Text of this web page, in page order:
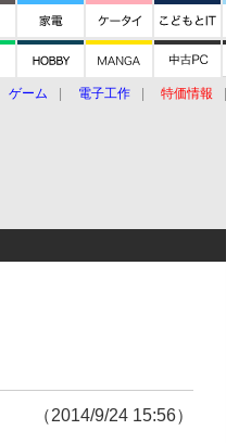
ゲーム 電子工作 特価情報
（2014/9/24 15:56）